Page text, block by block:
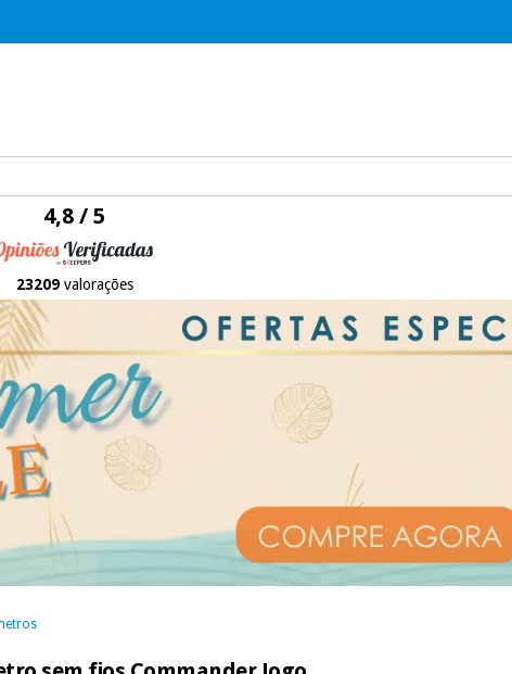
4,8 / 5
23209valorações